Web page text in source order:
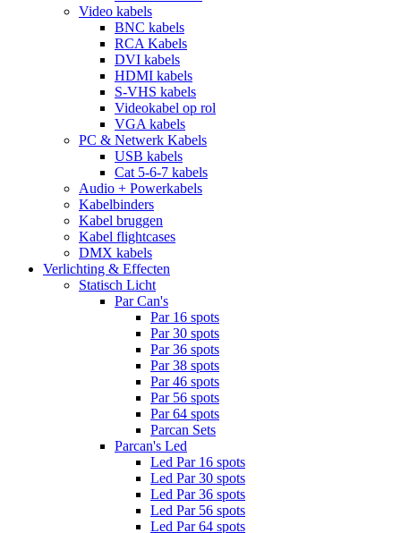
Video kabels
BNC kabels
RCA Kabels
DVI kabels
HDMI kabels
S-VHS kabels
Videokabel op rol
VGA kabels
PC & Netwerk Kabels
USB kabels
Cat 5-6-7 kabels
Audio + Powerkabels
Kabelbinders
Kabel bruggen
Kabel flightcases
DMX kabels
Verlichting & Effecten
Statisch Licht
Par Can's
Par 16 spots
Par 30 spots
Par 36 spots
Par 38 spots
Par 46 spots
Par 56 spots
Par 64 spots
Parcan Sets
Parcan's Led
Led Par 16 spots
Led Par 30 spots
Led Par 36 spots
Led Par 56 spots
Led Par 64 spots